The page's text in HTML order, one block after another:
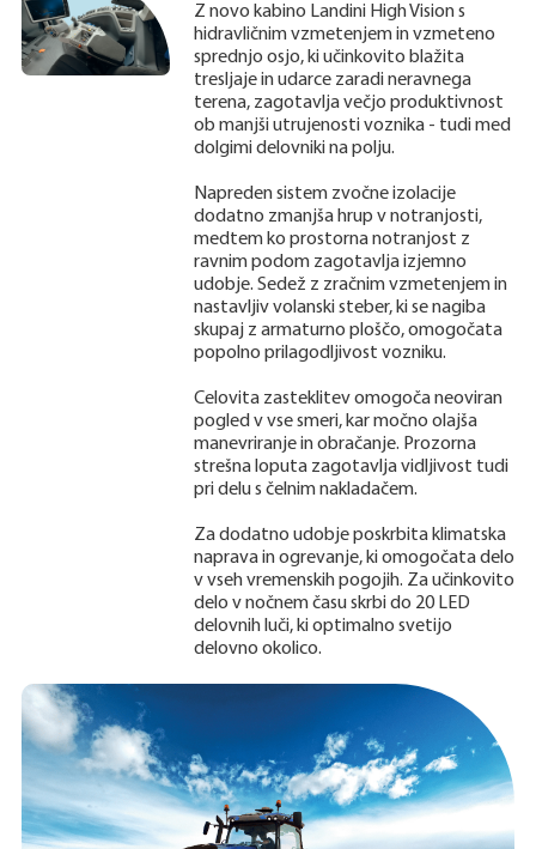
Z novo kabino Landini High Vision s
hidravličnim vzmetenjem in vzmeteno
sprednjo osjo, ki učinkovito blažita
tresljaje in udarce zaradi neravnega
terena, zagotavlja večjo produktivnost
ob manjši utrujenosti voznika - tudi med
dolgimi delovniki na polju.
Napreden sistem zvočne izolacije
dodatno zmanjša hrup v notranjosti,
medtem ko prostorna notranjost z
ravnim podom zagotavlja izjemno
udobje. Sedež z zračnim vzmetenjem in
nastavljiv volanski steber, ki se nagiba
skupaj z armaturno ploščo, omogočata
popolno prilagodljivost vozniku.
Celovita zasteklitev omogoča neoviran
pogled v vse smeri, kar močno olajša
manevriranje in obračanje. Prozorna
strešna loputa zagotavlja vidljivost tudi
pri delu s čelnim nakladačem.
Za dodatno udobje poskrbita klimatska
naprava in ogrevanje, ki omogočata delo
v vseh vremenskih pogojih. Za učinkovito
delo v nočnem času skrbi do 20 LED
delovnih luči, ki optimalno svetijo
delovno okolico.